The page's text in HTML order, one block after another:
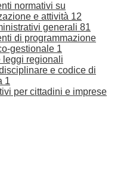
normativi su
e attività 12
generali 81
di programmazione
gestionale 1
leggi regionali
e codice di
1
per cittadini e imprese